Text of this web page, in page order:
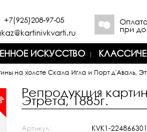
+7(925)208-97-05
Оплата
при
ИСКУССТВО
РЕПРОДУКЦИИ НА БУМАГЕ
СКИДКИ ПО ПРОМОКОДУ
на холсте Скала Игла и Порт д'Аваль,
Репродукция
Этрета, 1885г.
Артикул:
KVK1-224866301